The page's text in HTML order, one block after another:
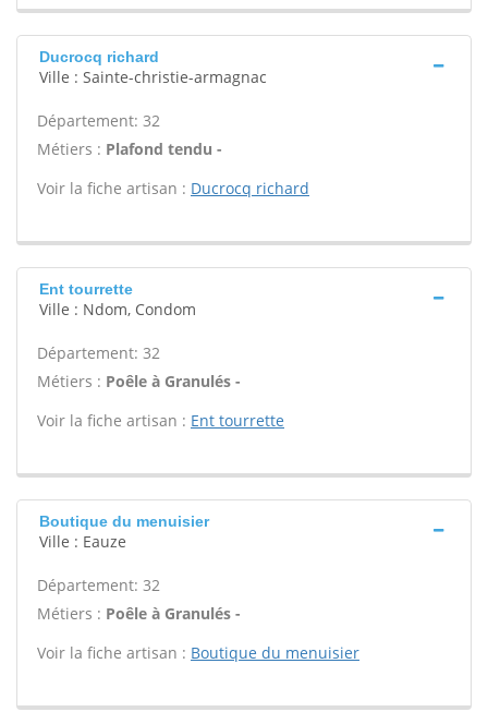
Ducrocq richard
Ville : Sainte-christie-armagnac
Département: 32
Métiers : Plafond tendu -
Voir la fiche artisan : Ducrocq richard
Ent tourrette
Ville : Ndom, Condom
Département: 32
Métiers : Poêle à Granulés -
Voir la fiche artisan : Ent tourrette
Boutique du menuisier
Ville : Eauze
Département: 32
Métiers : Poêle à Granulés -
Voir la fiche artisan : Boutique du menuisier